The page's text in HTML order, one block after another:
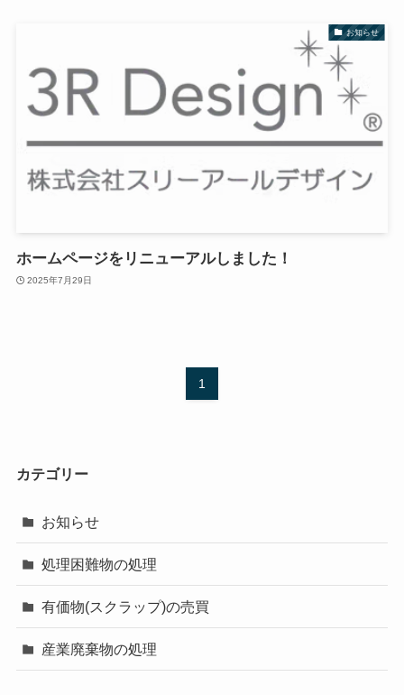
お知らせ
ホームページをリニューアルしました！
2025年7月29日
1
カテゴリー
お知らせ
処理困難物の処理
有価物(スクラップ)の売買
産業廃棄物の処理